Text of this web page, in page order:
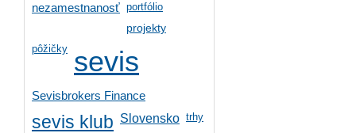
nezamestnanosť portfólio
projekty
pôžičky sevis
Sevisbrokers Finance
sevis klub Slovensko trhy